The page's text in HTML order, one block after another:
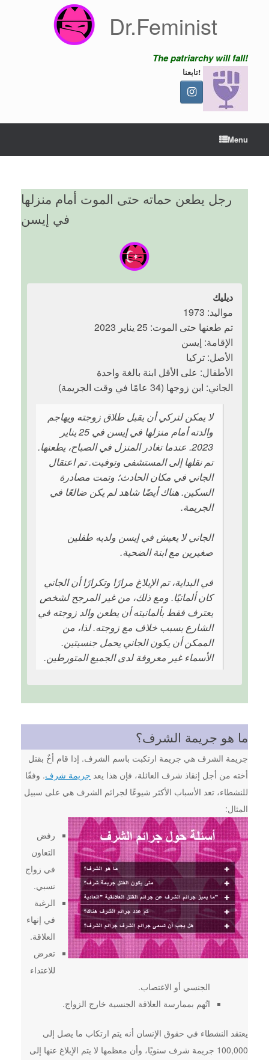
Dr.Feminist
The patriarchy will fall!
تابعنا!
Menu
رجل يطعن حماته حتى الموت أمام منزلها
في إيسن
ديليك
مواليد: 1973
تم طعنها حتى الموت: 25 يناير 2023
الإقامة: إيسن
الأصل: تركيا
الأطفال: على الأقل ابنة بالغة واحدة
الجاني: ابن زوجها (34 عامًا في وقت الجريمة)
لا يمكن لتركي أن يقبل طلاق زوجته ويهاجم
والدته أمام منزلها في إيسن في 25 يناير
2023. عندما تغادر المنزل في الصباح، يطعنها.
تم نقلها إلى المستشفى وتوفيت. تم اعتقال
الجاني في مكان الحادث؛ وتمت مصادرة
السكين. هناك أيضًا شاهد لم يكن ضالعًا في
الجريمة.
الجاني لا يعيش في إيسن ولديه طفلين
صغيرين مع ابنة الضحية.
في البداية، تم الإبلاغ مرارًا وتكرارًا أن الجاني
كان ألمانيًا. ومع ذلك، من غير المرجح لشخص
يعترف فقط بألمانيته أن يطعن والد زوجته في
الشارع بسبب خلاف مع زوجته. لذا، من
الممكن أن يكون الجاني يحمل جنسيتين.
الأسماء غير معروفة لدى الجميع المتورطين.
ما هو جريمة الشرف؟
جريمة الشرف هي جريمة ارتكبت باسم الشرف. إذا قام أخٌ بقتل
أخته من أجل إنقاذ شرف العائلة، فإن هذا يعد جريمة شرف. وفقًا
للنشطاء، تعد الأسباب الأكثر شيوعًا لجرائم الشرف هي على سبيل
المثال:
رفض
التعاون
في زواج
نسبي.
الرغبة
في إنهاء
العلاقة.
تعرض
للاعتداء
الجنسي أو الاغتصاب.
اتُهم بممارسة العلاقة الجنسية خارج الزواج.
يعتقد النشطاء في حقوق الإنسان أنه يتم ارتكاب ما يصل إلى
100,000 جريمة شرف سنويًا، وأن معظمها لا يتم الإبلاغ عنها إلى